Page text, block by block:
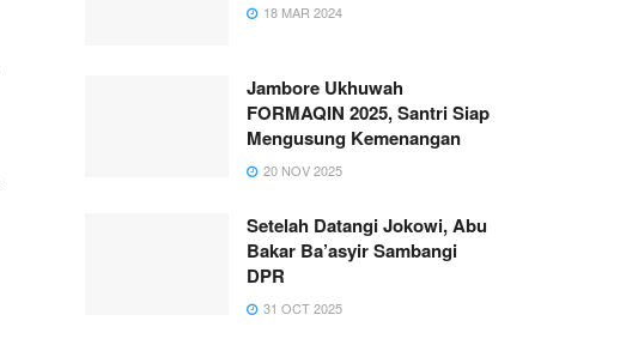
18 MAR 2024
Jambore Ukhuwah
FORMAQIN 2025, Santri Siap
Mengusung Kemenangan
20 NOV 2025
Setelah Datangi Jokowi, Abu
Bakar Ba’asyir Sambangi
DPR
31 OCT 2025